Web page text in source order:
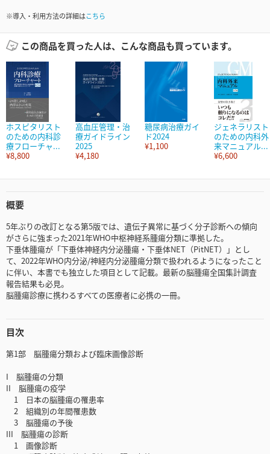
※導入・利用方法の詳細はこちら
この商品を買った人は、こんな商品も買っています。
ホスピタリスト
のための内科診
療フローチャ...
¥8,800
高血圧管理・治
療ガイドライン
2025
¥4,180
糖尿病治療ガイ
ド2024
¥1,100
ジェネラリスト
のための内科外
来マニュアル...
¥6,600
概要
5年ぶりの改訂となる第5版では、遺伝子異常に基づく分子診断への傾向
がさらに強まった2021年WHO中枢神経系腫瘍分類に準拠した。
下垂体腫瘍が「下垂体神経内分泌腫瘍・下垂体NET（PitNET）」とし
て、2022年WHO内分泌/神経内分泌腫瘍分類で扱われるようになったこと
に伴い、本書でも独立した項目として記載。最新の脳腫瘍全国集計調査
報告結果も必見。
脳腫瘍診療に携わるすべての医療者に必携の一冊。
目次
第1部 脳腫瘍分類および臨床画像診断
I 脳腫瘍の分類
II 脳腫瘍の疫学
1 日本の脳腫瘍の罹患率
2 組織別の年間罹患数
3 脳腫瘍の予後
III 脳腫瘍の診断
1 画像診断